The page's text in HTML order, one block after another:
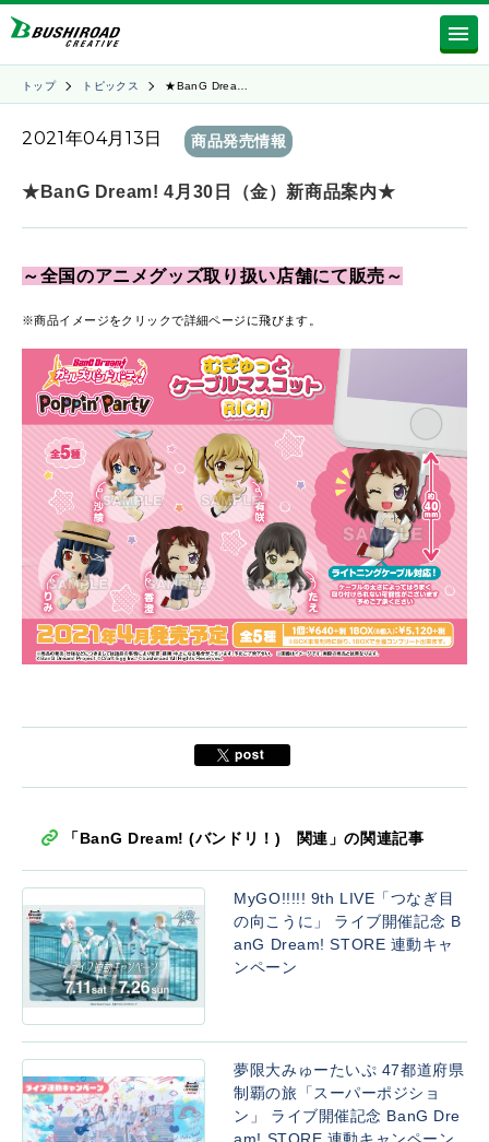
トップ トピックス ★BanG Drea…
2021年04月13日 商品発売情報
★BanG Dream! 4月30日（金）新商品案内★
～全国のアニメグッズ取り扱い店舗にて販売～
※商品イメージをクリックで詳細ページに飛びます。
「BanG Dream! (バンドリ！) 関連」の関連記事
MyGO!!!!! 9th LIVE「つなぎ目
の向こうに」 ライブ開催記念 B
anG Dream! STORE 連動キャ
ンペーン
夢限大みゅーたいぷ 47都道府県
制覇の旅「スーパーポジショ
ン」 ライブ開催記念 BanG Dre
am! STORE 連動キャンペーン